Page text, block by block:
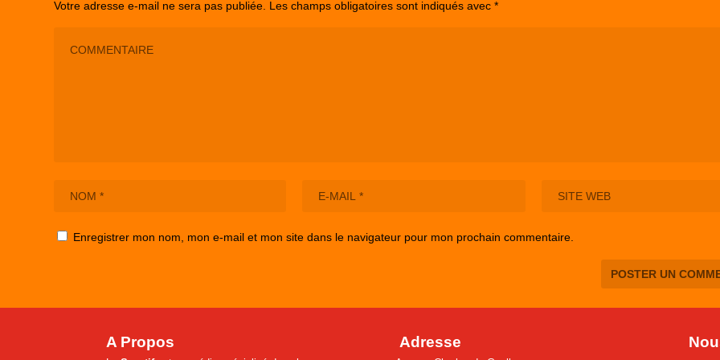
Votre adresse e-mail ne sera pas publiée. Les champs obligatoires sont indiqués avec*
Enregistrer mon nom, mon e-mail et mon site dans le navigateur pour mon prochain commentaire.
A Propos Adresse